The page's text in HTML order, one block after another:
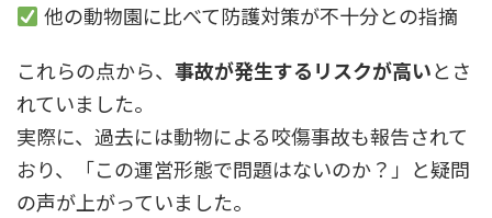
他の動物園に比べて防護対策が不十分との指摘
これらの点から、 事故が発生するリスクが高いとさ
れていました。
実際に、過去には動物による咬傷事故も報告されて
おり、「この運営形態で問題はないのか？」と疑問
の声が上がっていました。